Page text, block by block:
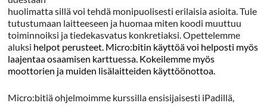
huolimatta sillä voi tehdä monipuolisesti erilaisia asioita. Tule
tutustumaan laitteeseen ja huomaa miten koodi muuttuu
toiminnoiksi ja tiedekasvatus konkretiaksi. Opettelemme
aluksi helpot perusteet. Micro:bitin käyttöä voi helposti myös
laajentaa osaamisen karttuessa. Kokeilemme myös
moottorien ja muiden lisälaitteiden käyttöönottoa.
Micro:bitiä ohjelmoimme kurssilla ensisijaisesti iPadillä,